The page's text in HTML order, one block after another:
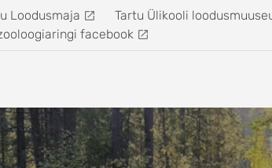
Loodusmaja Tartu Ülikooli
facebook